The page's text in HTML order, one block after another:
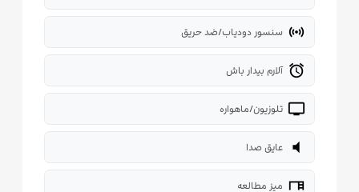
sensors سنسور دودیاب/ضد حریق
alarm آلارم بیدار باش
tv تلوزیون/ماهواره
volume_mute عایق صدا
desk میز مطالعه